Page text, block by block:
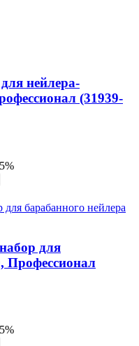
нейлера-
(31939-
для
Профессионал